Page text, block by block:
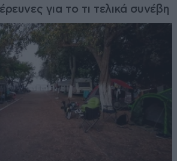
για το τι τελικά συνέβη